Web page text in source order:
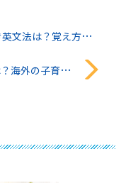
え方のコツも徹底解説！
から学ぶべきこと